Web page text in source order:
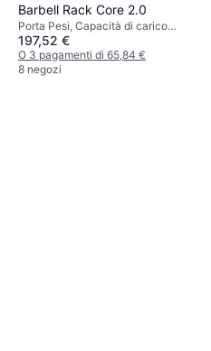
Barbell Rack Core 2.0
Porta Pesi, Capacità di carico
(massima) 205 kg
197,52 €
O 3 pagamenti di 65,84 €
8 negozi